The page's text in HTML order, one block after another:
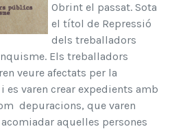
Obrint el passat. Sota
el títol de Repressió
dels treballadors
Els treballadors
veure afectats per la
es varen crear expedients amb
depuracions, que varen
aquelles persones